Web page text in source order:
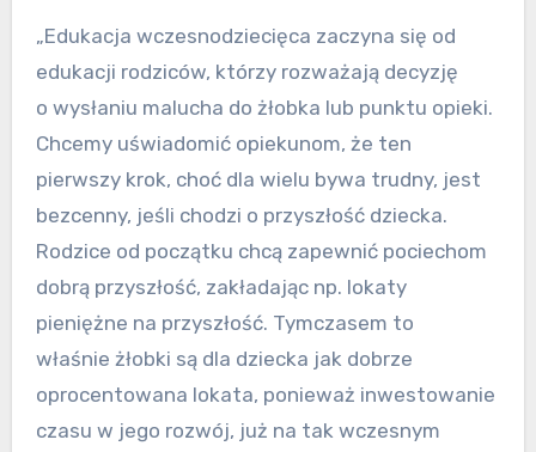
„Edukacja wczesnodziecięca zaczyna się od
edukacji rodziców, którzy rozważają decyzję
o wysłaniu malucha do żłobka lub punktu opieki.
Chcemy uświadomić opiekunom, że ten
pierwszy krok, choć dla wielu bywa trudny, jest
bezcenny, jeśli chodzi o przyszłość dziecka.
Rodzice od początku chcą zapewnić pociechom
dobrą przyszłość, zakładając np. lokaty
pieniężne na przyszłość. Tymczasem to
właśnie żłobki są dla dziecka jak dobrze
oprocentowana lokata, ponieważ inwestowanie
czasu w jego rozwój, już na tak wczesnym